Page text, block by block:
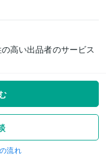
高い出品者のサービス
流れ